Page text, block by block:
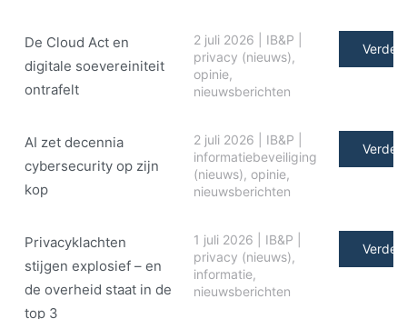
De Cloud Act en
digitale soe­ve­rei­ni­teit
ontrafelt
2 juli 2026 IB&P
privacy (nieuws),
opinie,
nieuwsberichten
Verder
AI zet decennia
cybersecurity op zijn
kop
2 juli 2026 IB&P
informatiebeveiliging
(nieuws), opinie,
nieuwsberichten
Verder
Privacyklachten
stijgen explosief – en
de overheid staat in de
top 3
1 juli 2026 IB&P
privacy (nieuws),
informatie,
nieuwsberichten
Verder